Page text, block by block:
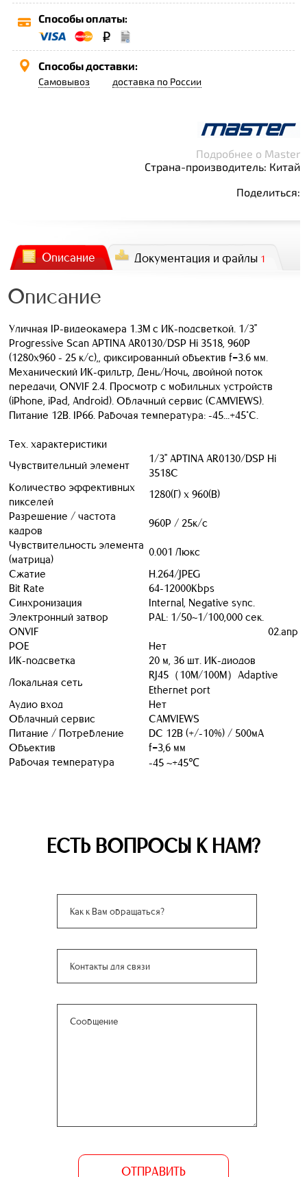
Способы оплаты:
Способы доставки:
Самовывоз доставка по России
Подробнее о Master
Страна-производитель: Китай
Поделиться:
Описание Документация и файлы 1
Описание
Уличная IP-видеокамера 1.3M с ИК-подсветкой. 1/3"
Progressive Scan APTINA AR0130/DSP Hi 3518, 960P
(1280х960 - 25 к/с),, фиксированный объектив f=3.6 мм.
Механический ИК-фильтр, День/Ночь, двойной поток
передачи, ONVIF 2.4. Просмотр с мобильных устройств
(iPhone, iPad, Android). Облачный сервис (CAMVIEWS).
Питание 12В. IP66. Рабочая температура: -45...+45°С.
Тех. характеристики
Чувствительный элемент
1/3" APTINA AR0130/DSP Hi
3518C
Количество эффективных
пикселей
1280(Г) x 960(В)
Разрешение / частота
кадров
960P / 25к/с
Чувствительность элемента
(матрица)
0.001 Люкс
Сжатие
H.264/JPEG
Bit Rate
64-12000Kbps
Синхронизация
Internal, Negative sync.
Электронный затвор
PAL: 1/50~1/100,000 сек.
ONVIF
02.апр
POE
Нет
ИК-подсветка
20 м, 36 шт. ИК-диодов
Локальная сеть
RJ45（10M/100M）Adaptive
Ethernet port
Аудио вход
Нет
Облачный сервис
CAMVIEWS
Питание / Потребление
DC 12В (+/-10%) / 500мА
Объектив
f=3,6 мм
Рабочая температура
-45 ~+45℃
ЕСТЬ ВОПРОСЫ К НАМ?
ОТПРАВИТЬ